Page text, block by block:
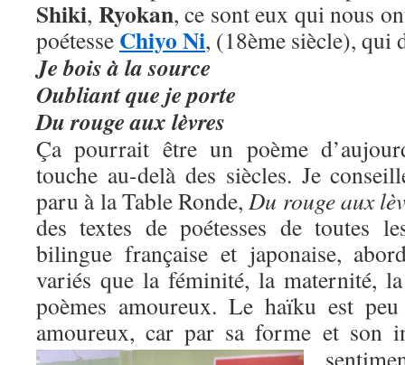
Shiki, Ryokan, ce sont eux qui nous
poétesse Chiyo Ni, (18ème siècle), qui
Je bois à la source
Oubliant que je porte
Du rouge aux lèvres
Ça pourrait être un poème
touche au-delà des siècles. Je
paru à la Table Ronde,Du rouge aux
des textes de poétesses de toutes
bilingue française et japonaise,
variés que la féminité, la maternité,
poèmes amoureux. Le haïku est
amoureux, car par sa forme et son